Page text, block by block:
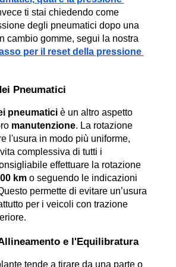
ti stai chiedendo come
degli pneumatici dopo una
per il reset della pressione
Pneumatici
pneumatici è un altro aspetto
manutenzione. La rotazione
l'usura in modo più uniforme,
complessiva di tutti i
effettuare la rotazione
km o seguendo le indicazioni
permette di evitare un’usura
per i veicoli con trazione
e l'Equilibratura
tende a tirare da una parte o